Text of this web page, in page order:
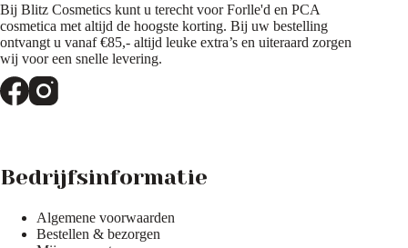
Bij Blitz Cosmetics kunt u terecht voor Forlle'd en PCA
cosmetica met altijd de hoogste korting. Bij uw bestelling
ontvangt u vanaf €85,- altijd leuke extra’s en uiteraard zorgen
wij voor een snelle levering.
Bedrijfsinformatie
Algemene voorwaarden
Bestellen & bezorgen